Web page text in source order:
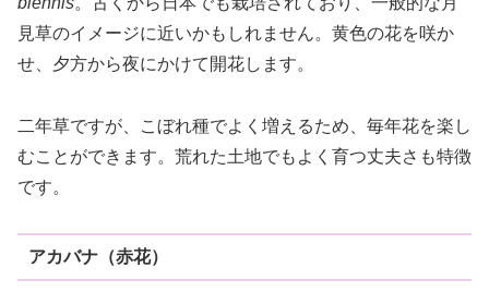
見草のイメージに近いかもしれません。黄色の花を咲か
せ、夕方から夜にかけて開花します。
二年草ですが、こぼれ種でよく増えるため、毎年花を楽し
むことができます。荒れた土地でもよく育つ丈夫さも特徴
です。
アカバナ（赤花）